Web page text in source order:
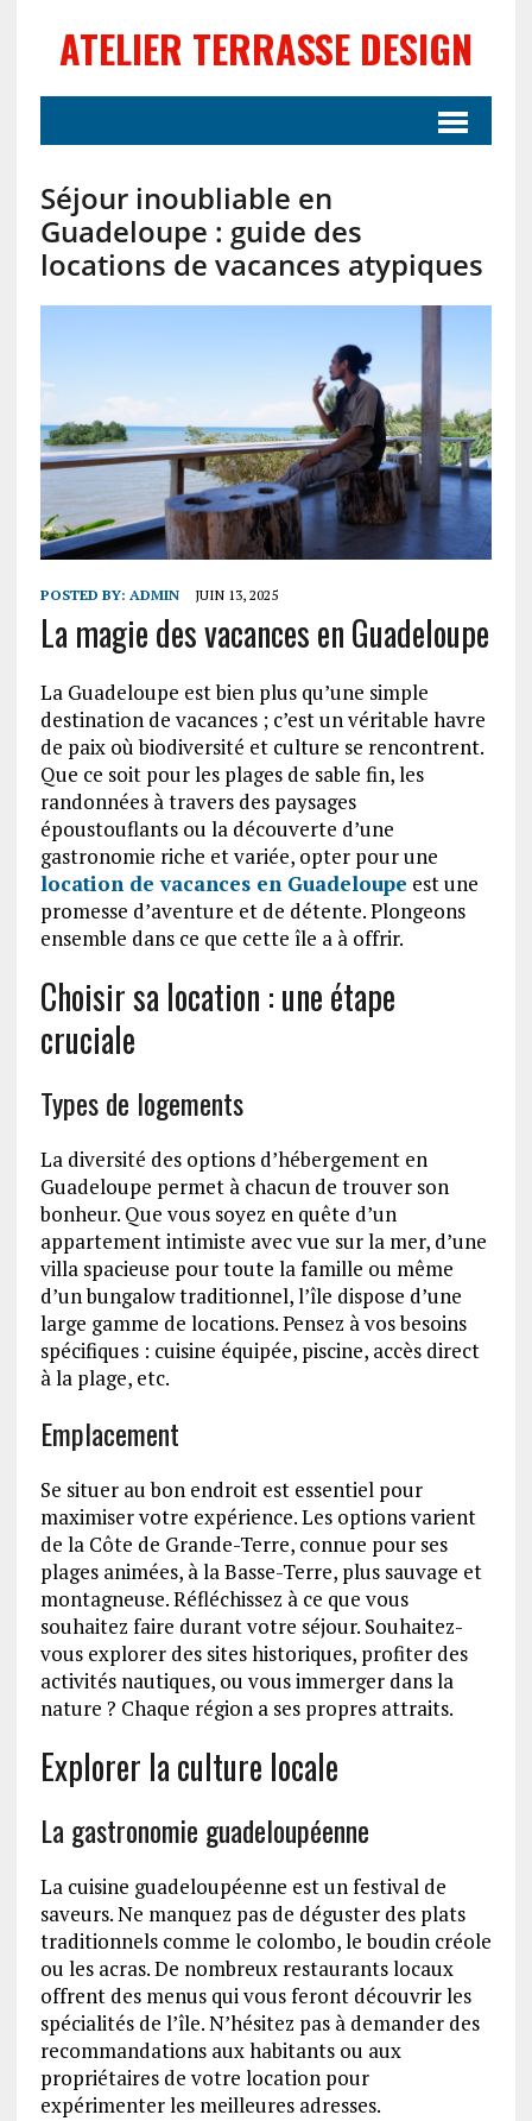
ATELIER TERRASSE DESIGN
Séjour inoubliable en
Guadeloupe : guide des
locations de vacances atypiques
POSTED BY: ADMIN JUIN 13, 2025
La magie des vacances en Guadeloupe
La Guadeloupe est bien plus qu’une simple
destination de vacances ; c’est un véritable havre
de paix où biodiversité et culture se rencontrent.
Que ce soit pour les plages de sable fin, les
randonnées à travers des paysages
époustouflants ou la découverte d’une
gastronomie riche et variée, opter pour une
location de vacances en Guadeloupe est une
promesse d’aventure et de détente. Plongeons
ensemble dans ce que cette île a à offrir.
Choisir sa location : une étape
cruciale
Types de logements
La diversité des options d’hébergement en
Guadeloupe permet à chacun de trouver son
bonheur. Que vous soyez en quête d’un
appartement intimiste avec vue sur la mer, d’une
villa spacieuse pour toute la famille ou même
d’un bungalow traditionnel, l’île dispose d’une
large gamme de locations. Pensez à vos besoins
spécifiques : cuisine équipée, piscine, accès direct
à la plage, etc.
Emplacement
Se situer au bon endroit est essentiel pour
maximiser votre expérience. Les options varient
de la Côte de Grande-Terre, connue pour ses
plages animées, à la Basse-Terre, plus sauvage et
montagneuse. Réfléchissez à ce que vous
souhaitez faire durant votre séjour. Souhaitez-
vous explorer des sites historiques, profiter des
activités nautiques, ou vous immerger dans la
nature ? Chaque région a ses propres attraits.
Explorer la culture locale
La gastronomie guadeloupéenne
La cuisine guadeloupéenne est un festival de
saveurs. Ne manquez pas de déguster des plats
traditionnels comme le colombo, le boudin créole
ou les acras. De nombreux restaurants locaux
offrent des menus qui vous feront découvrir les
spécialités de l’île. N’hésitez pas à demander des
recommandations aux habitants ou aux
propriétaires de votre location pour
expérimenter les meilleures adresses.